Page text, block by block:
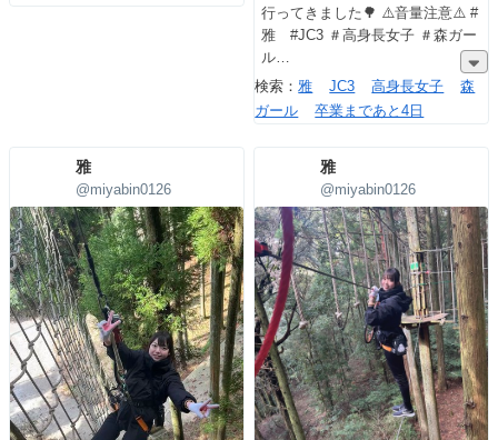
行ってきました🌳 ⚠️音量注意⚠️ #
雅 #JC3 ＃高身長女子 ＃森ガー
ル
検索：雅 JC3 高身長女子
森
ガール
卒業まであと4日
雅
@miyabin0126
雅
@miyabin0126